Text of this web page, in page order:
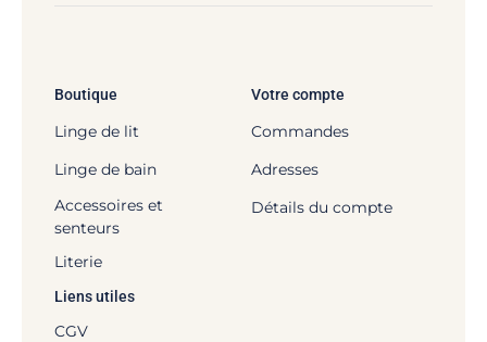
Boutique
Linge de lit
Linge de bain
Accessoires et
senteurs
Literie
Votre compte
Commandes
Adresses
Détails du compte
Liens utiles
CGV